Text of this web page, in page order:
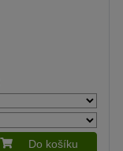
Do košíku